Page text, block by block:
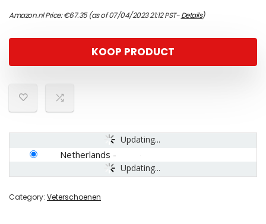
Amazon.nl Price:€67.35(as of 07/04/2023 21:12 PST-Details)
KOOP PRODUCT
Updating...
Updating...
Netherlands -
Category: Veterschoenen